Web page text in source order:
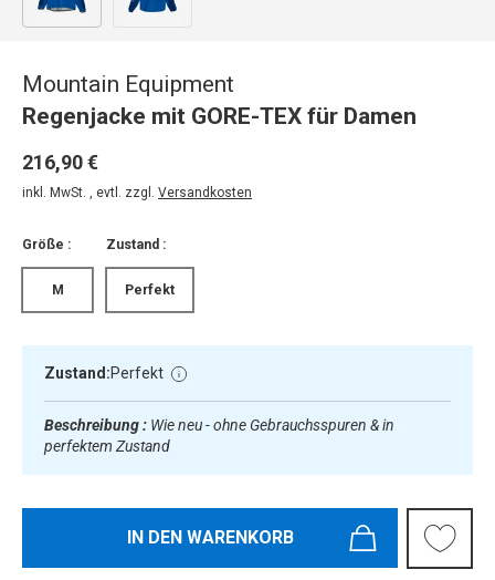
Bild 1 in Galerieansicht laden
Mountain Equipment
Regenjacke mit GORE-TEX für Damen
216,90 €
inkl. MwSt. , evtl. zzgl. Versandkosten
Größe :
M
Zustand :
Perfekt
Zustand:Perfekt
Beschreibung : Wie neu - ohne Gebrauchsspuren & in
perfektem Zustand
IN DEN WARENKORB